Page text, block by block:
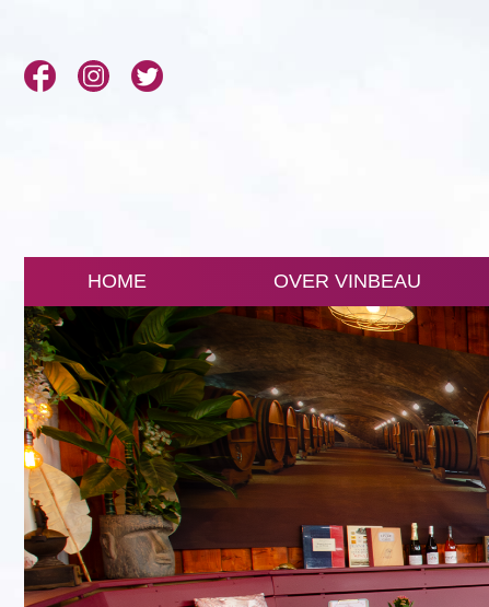
HOME OVER VINBEAU